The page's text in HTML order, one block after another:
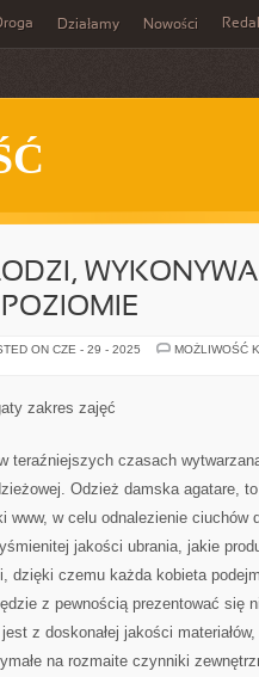
Działamy Nowości
ON CZE - 29 - 2025
MOŻLIWOŚĆ
zakres zajęć
teraźniejszych czasach
Odzież damska agatare,
www, w celu odnalezienie ciuchów
jakości ubrania, jakie
dzięki czemu każda kobieta
z pewnością prezentować się
z doskonałej jakości
na rozmaite czynniki